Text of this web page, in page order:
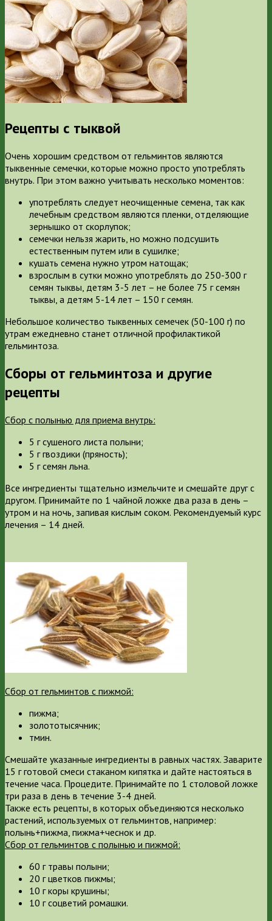
Рецепты с тыквой
Очень хорошим средством от гельминтов являются
тыквенные семечки, которые можно просто употреблять
внутрь. При этом важно учитывать несколько моментов:
употреблять следует неочищенные семена, так как
лечебным средством являются пленки, отделяющие
зернышко от скорлупок;
семечки нельзя жарить, но можно подсушить
естественным путем или в сушилке;
кушать семена нужно утром натощак;
взрослым в сутки можно употреблять до 250-300 г
семян тыквы, детям 3-5 лет – не более 75 г семян
тыквы, а детям 5-14 лет – 150 г семян.
Небольшое количество тыквенных семечек (50-100 г) по
утрам ежедневно станет отличной профилактикой
гельминтоза.
Сборы от гельминтоза и другие
рецепты
Сбор с полынью для приема внутрь:
5 г сушеного листа полыни;
5 г гвоздики (пряность);
5 г семян льна.
Все ингредиенты тщательно измельчите и смешайте друг с
другом. Принимайте по 1 чайной ложке два раза в день –
утром и на ночь, запивая кислым соком. Рекомендуемый курс
лечения – 14 дней.
Сбор от гельминтов с пижмой:
пижма;
золототысячник;
тмин.
Смешайте указанные ингредиенты в равных частях. Заварите
15 г готовой смеси стаканом кипятка и дайте настояться в
течение часа. Процедите. Принимайте по 1 столовой ложке
три раза в день в течение 3-4 дней.
Также есть рецепты, в которых объединяются несколько
растений, используемых от гельминтов, например:
полынь+пижма, пижма+чеснок и др.
Сбор от гельминтов с полынью и пижмой:
60 г травы полыни;
20 г цветков пижмы;
10 г коры крушины;
10 г соцветий ромашки.